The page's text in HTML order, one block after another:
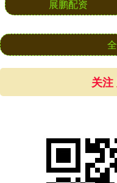
展鹏配资
关注